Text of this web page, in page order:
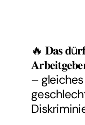
🔥 𝐃𝐚𝐬
–